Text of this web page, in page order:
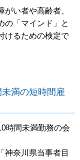
い者や高齢者、
の「マインド」と
けるための検定で
満の短時間雇
時間未満勤務の会
神奈川県当事者目